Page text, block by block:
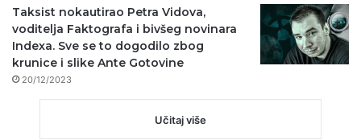
Taksist nokautirao Petra Vidova,
voditelja Faktografa i bivšeg novinara
Indexa. Sve se to dogodilo zbog
krunice i slike Ante Gotovine
20/12/2023
Učitaj više